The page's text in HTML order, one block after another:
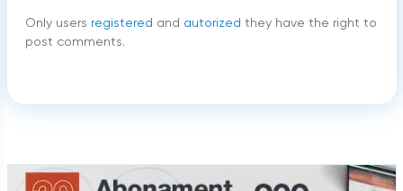
Only users registered and autorized they have the right to
post comments.